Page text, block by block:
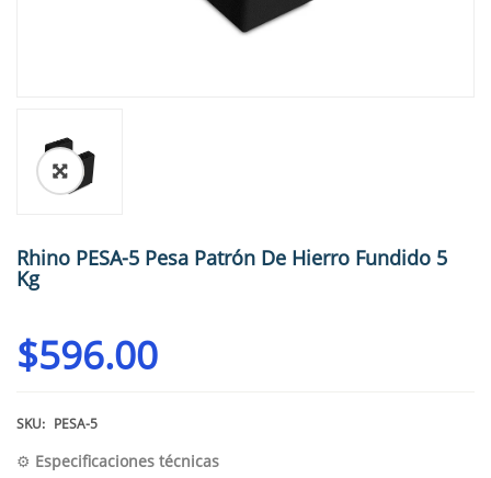
🔍
Rhino PESA-5 Pesa Patrón De Hierro Fundido 5
Kg
$596.00
SKU: PESA-5
⚙️ Especificaciones técnicas